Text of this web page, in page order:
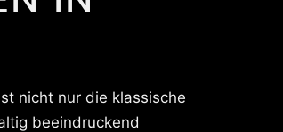
nicht nur die klassische
beeindruckend